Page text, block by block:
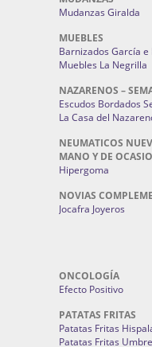
Mudanzas Giralda
MUEBLES
Barnizados García e
Muebles La Negrilla
NAZARENOS –
Escudos Bordados
La Casa del
NEUMATICOS
MANO Y DE
Hipergoma
NOVIAS
Jocafra Joyeros
ONCOLOGÍA
Efecto Positivo
PATATAS FRITAS
Patatas Fritas
Patatas Fritas